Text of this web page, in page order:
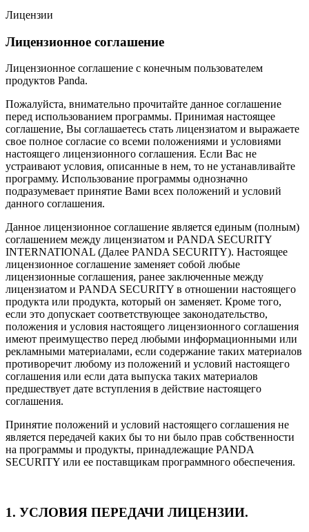
Лицензии
Лицензионное соглашение
Лицензионное соглашение с конечным пользователем
продуктов Panda.
Пожалуйста, внимательно прочитайте данное соглашение
перед использованием программы. Принимая настоящее
соглашение, Вы соглашаетесь стать лицензиатом и выражаете
свое полное согласие со всеми положениями и условиями
настоящего лицензионного соглашения. Если Вас не
устраивают условия, описанные в нем, то не устанавливайте
программу. Использование программы однозначно
подразумевает принятие Вами всех положений и условий
данного соглашения.
Данное лицензионное соглашение является единым (полным)
соглашением между лицензиатом и PANDA SECURITY
INTERNATIONAL (Далее PANDA SECURITY). Настоящее
лицензионное соглашение заменяет собой любые
лицензионные соглашения, ранее заключенные между
лицензиатом и PANDA SECURITY в отношении настоящего
продукта или продукта, который он заменяет. Кроме того,
если это допускает соответствующее законодательство,
положения и условия настоящего лицензионного соглашения
имеют преимущество перед любыми информационными или
рекламными материалами, если содержание таких материалов
противоречит любому из положений и условий настоящего
соглашения или если дата выпуска таких материалов
предшествует дате вступления в действие настоящего
соглашения.
Принятие положений и условий настоящего соглашения не
является передачей каких бы то ни было прав собственности
на программы и продукты, принадлежащие PANDA
SECURITY или ее поставщикам программного обеспечения.
1. УСЛОВИЯ ПЕРЕДАЧИ ЛИЦЕНЗИИ.